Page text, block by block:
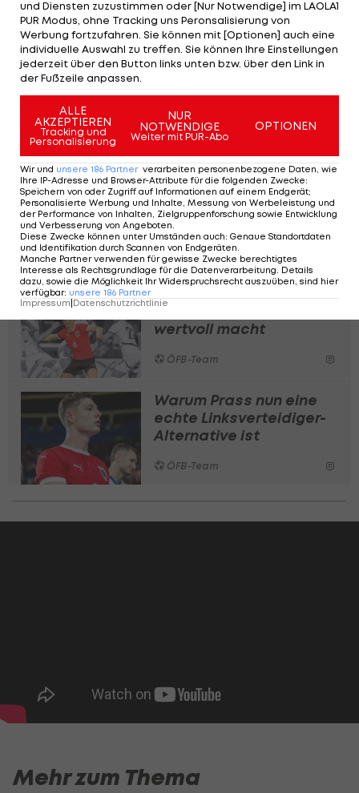
es ist einfach blöd kommuniziert worden."
Das gesamte Interview zu lesen bei
90minuten.at >>>
Das sagen die ÖFB-
Kicker zu Rangnicks
Konzert-Einladung
ÖFB-Team
Nicolas Seiwald so
wertvoll macht
ÖFB-Team
Warum Prass nun eine
echte Linksverteidiger-
Alternative ist
ÖFB-Team
Mehr zum Thema
und Diensten zuzustimmen oder [Nur Notwendige] im LAOLA1
PUR Modus, ohne Tracking uns Peronsalisierung von
Werbung fortzufahren. Sie können mit [Optionen] auch eine
individuelle Auswahl zu treffen. Sie können Ihre Einstellungen
jederzeit über den Button links unten bzw. über den Link in
der Fußzeile anpassen.
ALLE
AKZEPTIEREN
Tracking und
Personalisierung
NUR
NOTWENDIGE
Weiter mit PUR-Abo
OPTIONEN
Wir und unsere 186 Partner verarbeiten personenbezogene Daten, wie
Ihre IP-Adresse und Browser-Attribute für die folgenden Zwecke:
Speichern von oder Zugriff auf Informationen auf einem Endgerät;
Personalisierte Werbung und Inhalte, Messung von Werbeleistung und
der Performance von Inhalten, Zielgruppenforschung sowie Entwicklung
und Verbesserung von Angeboten
Diese Zwecke können unter Umständen auch: Genaue Standortdaten
und Identifikation durch Scannen von Endgeräten
Manche Partner verwenden für gewisse Zwecke berechtigtes
Interesse als Rechtsgrundlage für die Datenverarbeitung. Details
dazu, sowie die Möglichkeit Ihr Widerspruchsrecht auszuüben, sind hier
verfügbar: unsere 186 Partner
Impressum|Datenschutzrichtlinie